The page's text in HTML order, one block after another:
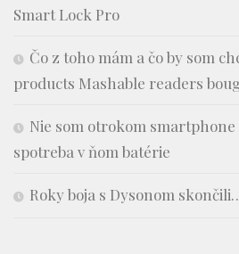
Smart Lock Pro
Čo z toho mám a čo by som
products Mashable readers
Nie som otrokom smartphone
spotreba v ňom batérie
Roky boja s Dysonom